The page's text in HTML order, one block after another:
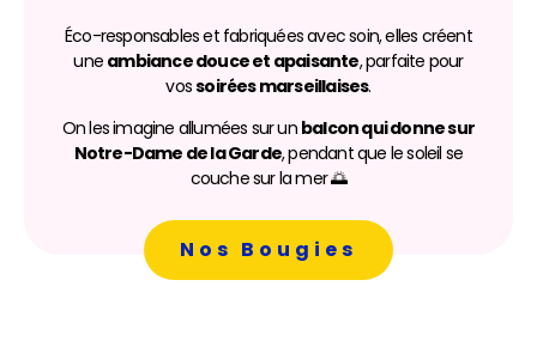
Éco-responsables et fabriquées avec soin, elles créent
une ambiance douce et apaisante, parfaite pour
vossoirées marseillaises.
On les imagine allumées sur un balcon qui donne sur
Notre-Dame de la Garde, pendant que le soleil se
couche sur la mer 🌅
Nos Bougies